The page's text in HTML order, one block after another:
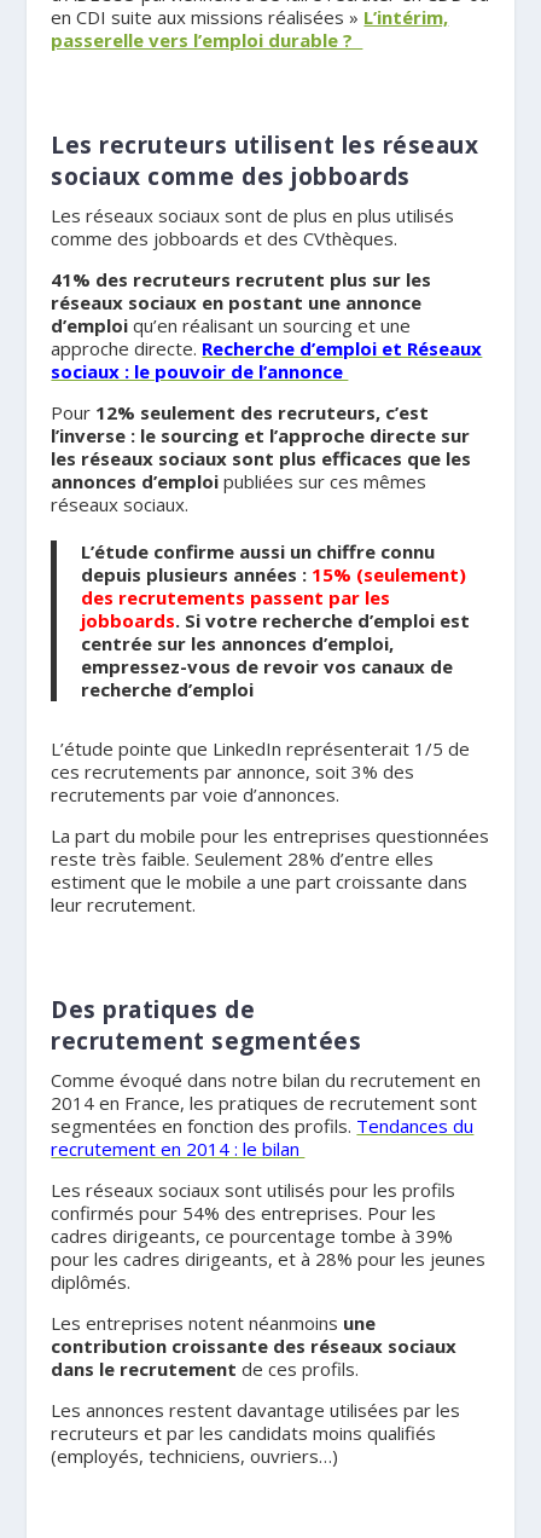
en CDI suite aux missions réalisées » L’intérim,
passerelle vers l’emploi durable ?
Les recruteurs utilisent les réseaux
sociaux comme des jobboards
Les réseaux sociaux sont de plus en plus utilisés
comme des jobboards et des CVthèques.
41% des recruteurs recrutent plus sur les
réseaux sociaux en postant une annonce
d’emploiqu’en réalisant un sourcing et une
approche directe. Recherche d’emploi et Réseaux
sociaux : le pouvoir de l’annonce
Pour 12% seulement des recruteurs, c’est
l’inverse : le sourcing et l’approche directe sur
les réseaux sociaux sont plus efficaces que les
annonces d’emploi publiées sur ces mêmes
réseaux sociaux.
L’étude confirme aussi un chiffre connu
depuis plusieurs années : 15% (seulement)
des recrutements passent par les
jobboards. Si votre recherche d’emploi est
centrée sur les annonces d’emploi,
empressez-vous de revoir vos canaux de
recherche d’emploi
L’étude pointe que LinkedIn représenterait 1/5 de
ces recrutements par annonce, soit 3% des
recrutements par voie d’annonces.
La part du mobile pour les entreprises questionnées
reste très faible. Seulement 28% d’entre elles
estiment que le mobile a une part croissante dans
leur recrutement.
Des pratiques de
recrutement segmentées
Comme évoqué dans notre bilan du recrutement en
2014 en France, les pratiques de recrutement sont
segmentées en fonction des profils. Tendances du
recrutement en 2014 : le bilan
Les réseaux sociaux sont utilisés pour les profils
confirmés pour 54% des entreprises. Pour les
cadres dirigeants, ce pourcentage tombe à 39%
pour les cadres dirigeants, et à 28% pour les jeunes
diplômés.
Les entreprises notent néanmoins une
contribution croissante des réseaux sociaux
dans le recrutement de ces profils.
Les annonces restent davantage utilisées par les
recruteurs et par les candidats moins qualifiés
(employés, techniciens, ouvriers…)